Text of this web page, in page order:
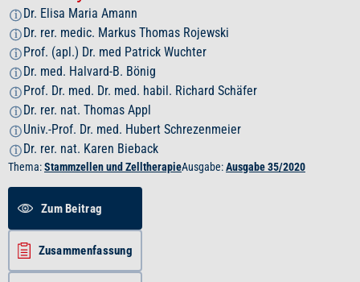
i Dr. Elisa Maria Amann
i Dr. rer. medic. Markus Thomas Rojewski
i Prof. (apl.) Dr. med Patrick Wuchter
i Dr. med. Halvard-B. Bönig
i Prof. Dr. med. Dr. med. habil. Richard Schäfer
i Dr. rer. nat. Thomas Appl
i Univ.-Prof. Dr. med. Hubert Schrezenmeier
i Dr. rer. nat. Karen Bieback
Thema:Stammzellen und ZelltherapieAusgabe:Ausgabe 35/2020
Zum Beitrag
Zusammenfassung